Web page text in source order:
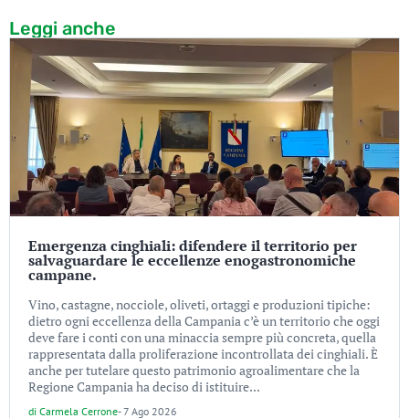
Leggi anche
Emergenza cinghiali: difendere il territorio per
salvaguardare le eccellenze enogastronomiche
campane.
Vino, castagne, nocciole, oliveti, ortaggi e produzioni tipiche:
dietro ogni eccellenza della Campania c’è un territorio che oggi
deve fare i conti con una minaccia sempre più concreta, quella
rappresentata dalla proliferazione incontrollata dei cinghiali. È
anche per tutelare questo patrimonio agroalimentare che la
Regione Campania ha deciso di istituire...
di Carmela Cerrone-7 Ago 2026